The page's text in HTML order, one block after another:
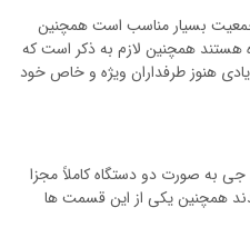
جمعیت بسیار مناسب است همچنین
هستند همچنین لازم به ذکر است که
هنوز طرفداران ویژه و خاص خود
جی به صورت دو دستگاه کاملاً مجزا
همچنین یکی از این قسمت ها